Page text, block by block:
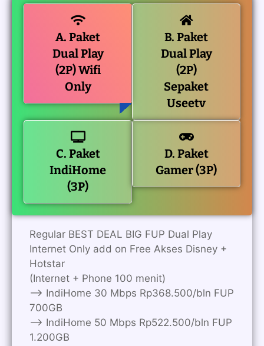
A. Paket
Dual Play
(2P) Wifi
Only
B. Paket
Dual Play
(2P)
Sepaket
Useetv
C. Paket
IndiHome
(3P)
D. Paket
Gamer (3P)
Regular BEST DEAL BIG FUP Dual Play
Internet Only add on Free Akses Disney +
Hotstar
(Internet + Phone 100 menit)
——> IndiHome 30 Mbps Rp368.500/bln FUP
700GB
——> IndiHome 50 Mbps Rp522.500/bln FUP
1.200GB